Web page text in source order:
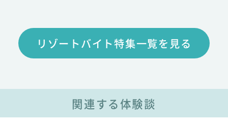
リゾートバイト特集一覧を見る
関連する体験談